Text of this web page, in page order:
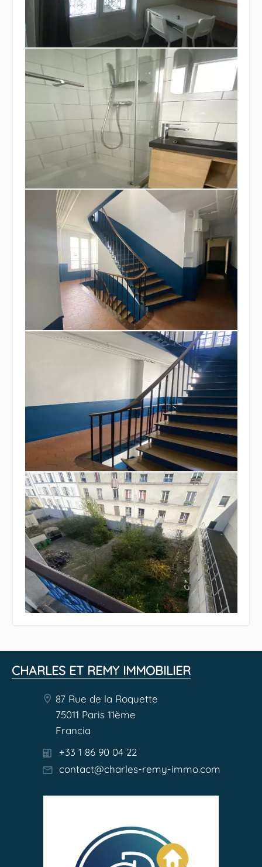
CHARLES ET REMY IMMOBILIER
87 Rue de la Roquette
75011 Paris 11ème
Francia
+33 1 86 90 04 22
contact@charles-remy-immo.com